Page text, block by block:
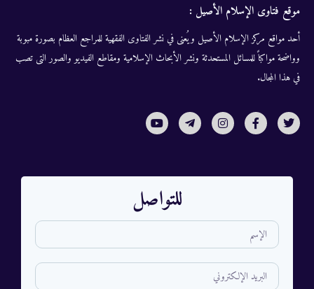
موقع فتاوى الإسلام الأصيل :
أحد مواقع مركز الإسلام الأصيل ويُعنى في نشر الفتاوى الفقهية للمراجع العظام بصورة مبوبة
وواضحة مواكباً للمسائل المستحدثة ونشر الأبحاث الإسلامية ومقاطع الفيديو والصور التى تصب
في هذا المجال.
للتواصل